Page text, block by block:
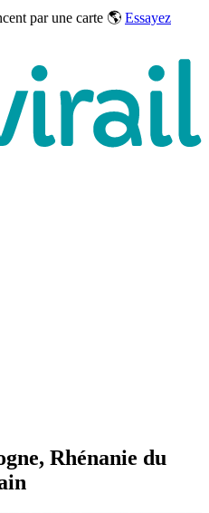
par une carte 🌎 Essayez
Rhénanie du